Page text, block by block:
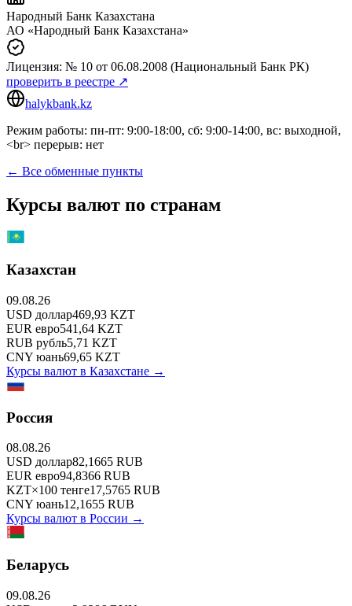
Народный Банк Казахстана
АО «Народный Банк Казахстана»
Лицензия: № 10 от 06.08.2008 (Национальный Банк РК)
проверить в реестре ↗
halykbank.kz
Режим работы: пн-пт: 9:00-18:00, сб: 9:00-14:00, вс: выходной,
<br> перерыв: нет
← Все обменные пункты
Курсы валют по странам
Казахстан
09.08.26
USD доллар469,93 KZT
EUR евро541,64 KZT
RUB рубль5,71 KZT
CNY юань69,65 KZT
Курсы валют в Казахстане →
Россия
08.08.26
USD доллар82,1665 RUB
EUR евро94,8366 RUB
KZT×100 тенге17,5765 RUB
CNY юань12,1655 RUB
Курсы валют в России →
Беларусь
09.08.26